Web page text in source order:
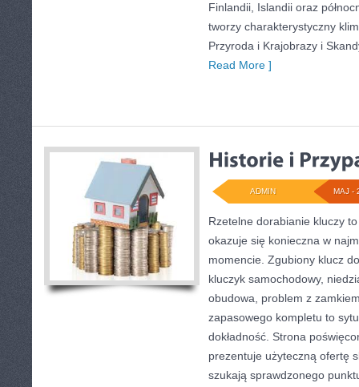
Finlandii, Islandii oraz
tworzy charakterystyczny
Przyroda i Krajobrazy i
Read More ]
MAJ -
ADMIN
Rzetelne dorabianie kluczy
okazuje się konieczna w
momencie. Zgubiony klucz
kluczyk samochodowy,
obudowa, problem z
zapasowego kompletu to
dokładność. Strona
prezentuje użyteczną ofertę
szukają sprawdzonego